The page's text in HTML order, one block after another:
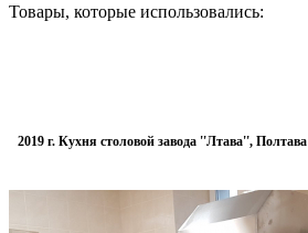
Товары, которые использовались:
2019 г. Кухня столовой завода ''Лтава'', Полтава